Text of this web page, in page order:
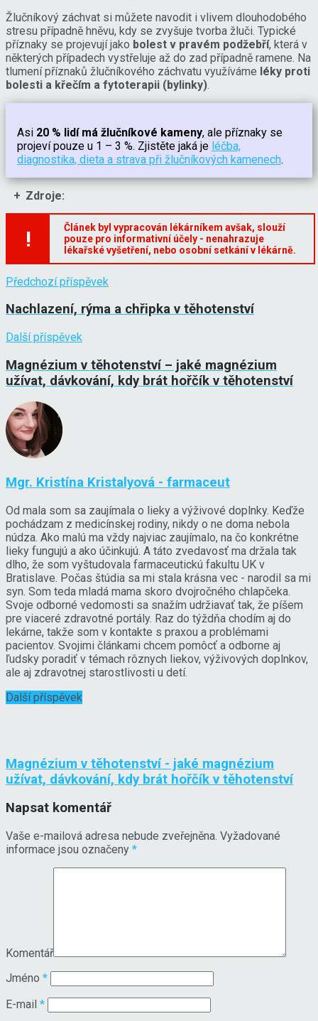
Žlučníkový záchvat si můžete navodit i vlivem dlouhodobého
stresu případně hněvu, kdy se zvyšuje tvorba žluči. Typické
příznaky se projevují jako bolest v pravém podžebří, která v
některých případech vystřeluje až do zad případně ramene. Na
tlumení příznaků žlučníkového záchvatu využíváme léky proti
bolesti a křečím a fytoterapii (bylinky)
Asi 20 % lidí má žlučníkové kameny, ale příznaky se
projeví pouze u 1 – 3 %. Zjistěte jaká je léčba,
diagnostika, dieta a strava při žlučníkových kamenech.
Zdroje:
!
Článek byl vypracován lékárníkem avšak, slouží
pouze pro informativní účely - nenahrazuje
lékařské vyšetření, nebo osobní setkání v lékárně.
Předchozí příspěvek
Nachlazení, rýma a chřipka v těhotenství
Další příspěvek
Magnézium v těhotenství – jaké magnézium
užívat, dávkování, kdy brát hořčík v těhotenství
Mgr. Kristína Kristalyová - farmaceut
Od mala som sa zaujímala o lieky a výživové doplnky. Keďže
pochádzam z medicínskej rodiny, nikdy o ne doma nebola
núdza. Ako malú ma vždy najviac zaujímalo, na čo konkrétne
lieky fungujú a ako účinkujú. A táto zvedavosť ma držala tak
dlho, že som vyštudovala farmaceutickú fakultu UK v
Bratislave. Počas štúdia sa mi stala krásna vec - narodil sa mi
syn. Som teda mladá mama skoro dvojročného chlapčeka.
Svoje odborné vedomosti sa snažím udržiavať tak, že píšem
pre viaceré zdravotné portály. Raz do týždňa chodím aj do
lekárne, takže som v kontakte s praxou a problémami
pacientov. Svojimi článkami chcem pomôcť a odborne aj
ľudsky poradiť v témach rôznych liekov, výživových doplnkov,
ale aj zdravotnej starostlivosti u detí.
Další příspěvek
Magnézium v těhotenství - jaké magnézium
užívat, dávkování, kdy brát hořčík v těhotenství
Napsat komentář
Vaše e-mailová adresa nebude zveřejněna. Vyžadované
informace jsou označeny *
Komentář
Jméno *
E-mail *